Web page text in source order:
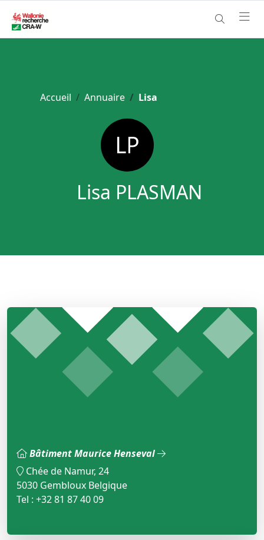
Accueil Annuaire Lisa
Lisa PLASMAN
Bâtiment Maurice Henseval
Chée de Namur, 24
5030 Gembloux Belgique
Tel : +32 81 87 40 09